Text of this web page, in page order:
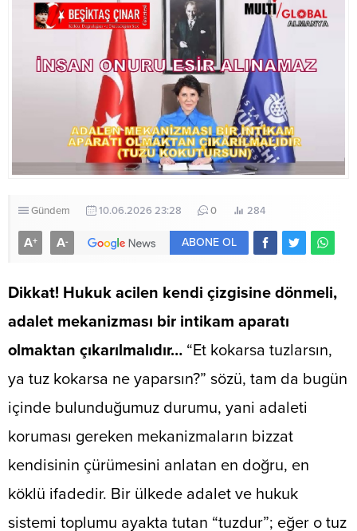
Gündem 10.06.2026 23:28 0 284
A+ A- ABONE OL
Dikkat! Hukuk acilen kendi çizgisine dönmeli,
adalet mekanizması bir intikam aparatı
olmaktan çıkarılmalıdır… “Et kokarsa tuzlarsın,
ya tuz kokarsa ne yaparsın?” sözü, tam da bugün
içinde bulunduğumuz durumu, yani adaleti
koruması gereken mekanizmaların bizzat
kendisinin çürümesini anlatan en doğru, en
köklü ifadedir. Bir ülkede adalet ve hukuk
sistemi toplumu ayakta tutan “tuzdur”; eğer o tuz